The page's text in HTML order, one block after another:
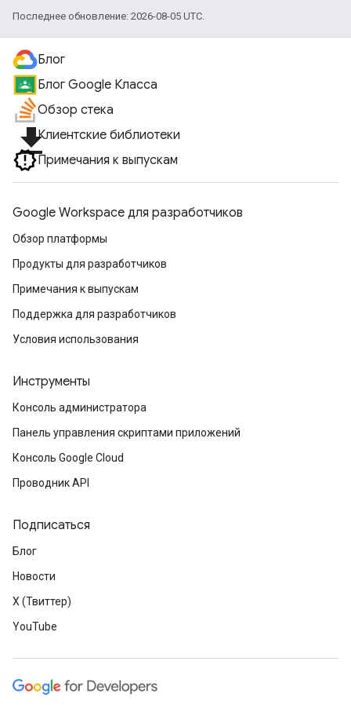
Последнее обновление: 2026-08-05 UTC.
Блог
Блог Google Класса
Обзор стека
file_downloadКлиентские библиотеки
Примечания к выпускам
Google Workspace для разработчиков
Обзор платформы
Продукты для разработчиков
Примечания к выпускам
Поддержка для разработчиков
Условия использования
Инструменты
Консоль администратора
Панель управления скриптами приложений
Консоль Google Cloud
Проводник API
Подписаться
Блог
Новости
X (Твиттер)
YouTube